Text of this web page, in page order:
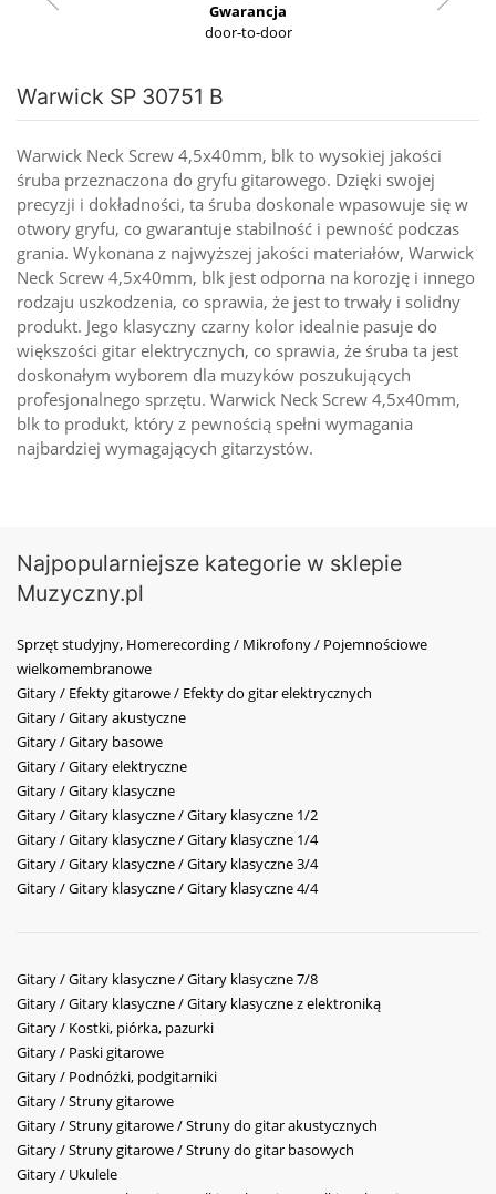
Gwarancja
door-to-door
Warwick SP 30751 B
Warwick Neck Screw 4,5x40mm, blk to wysokiej jakości
śruba przeznaczona do gryfu gitarowego. Dzięki swojej
precyzji i dokładności, ta śruba doskonale wpasowuje się w
otwory gryfu, co gwarantuje stabilność i pewność podczas
grania. Wykonana z najwyższej jakości materiałów, Warwick
Neck Screw 4,5x40mm, blk jest odporna na korozję i innego
rodzaju uszkodzenia, co sprawia, że jest to trwały i solidny
produkt. Jego klasyczny czarny kolor idealnie pasuje do
większości gitar elektrycznych, co sprawia, że śruba ta jest
doskonałym wyborem dla muzyków poszukujących
profesjonalnego sprzętu. Warwick Neck Screw 4,5x40mm,
blk to produkt, który z pewnością spełni wymagania
najbardziej wymagających gitarzystów.
Najpopularniejsze kategorie w sklepie
Muzyczny.pl
Sprzęt studyjny, Homerecording / Mikrofony / Pojemnościowe
wielkomembranowe
Gitary / Efekty gitarowe / Efekty do gitar elektrycznych
Gitary / Gitary akustyczne
Gitary / Gitary basowe
Gitary / Gitary elektryczne
Gitary / Gitary klasyczne
Gitary / Gitary klasyczne / Gitary klasyczne 1/2
Gitary / Gitary klasyczne / Gitary klasyczne 1/4
Gitary / Gitary klasyczne / Gitary klasyczne 3/4
Gitary / Gitary klasyczne / Gitary klasyczne 4/4
Gitary / Gitary klasyczne / Gitary klasyczne 7/8
Gitary / Gitary klasyczne / Gitary klasyczne z elektroniką
Gitary / Kostki, piórka, pazurki
Gitary / Paski gitarowe
Gitary / Podnóżki, podgitarniki
Gitary / Struny gitarowe
Gitary / Struny gitarowe / Struny do gitar akustycznych
Gitary / Struny gitarowe / Struny do gitar basowych
Gitary / Ukulele